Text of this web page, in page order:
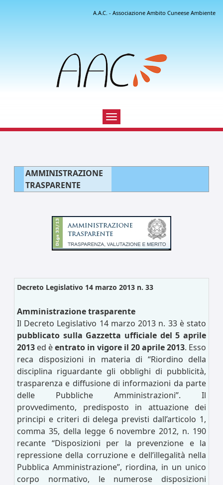
A.A.C. - Associazione Ambito Cuneese Ambiente
Toggle
navigation
AMMINISTRAZIONE
TRASPARENTE
Decreto Legislativo 14 marzo 2013 n. 33
Amministrazione trasparente
Il Decreto Legislativo 14 marzo 2013 n. 33 è stato
pubblicato sulla Gazzetta ufficiale del 5 aprile
2013 ed èentrato in vigore il 20 aprile 2013. Esso
reca disposizioni in materia di “Riordino della
disciplina riguardante gli obblighi di pubblicità,
trasparenza e diffusione di informazioni da parte
delle Pubbliche Amministrazioni”. Il
provvedimento, predisposto in attuazione dei
principi e criteri di delega previsti dall’articolo 1,
comma 35, della legge 6 novembre 2012, n. 190
recante “Disposizioni per la prevenzione e la
repressione della corruzione e dell’illegalità nella
Pubblica Amministrazione”, riordina, in un unico
corpo normativo, le numerose disposizioni